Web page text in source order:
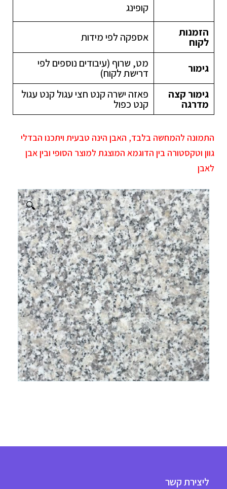
קופינג
הזמנות
לקוח אספקה לפי מידות
גימור מט, שרוף (עיבודים נוספים לפי
דרישת לקוח)
גימור קצה
מדרגה
פאזה ישרה קנט חצי עגול קנט עגול
קנט כפול
התמונה להמחשה בלבד, האבן הינה טבעית ויתכנו הבדלי
גוון וטקסטורה בין הדוגמא המוצגת למוצר הסופי ובין אבן
לאבן
🔍
ליצירת קשר